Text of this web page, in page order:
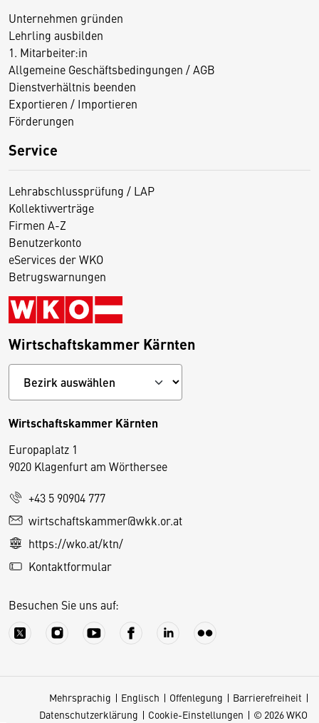
Unternehmen gründen
Lehrling ausbilden
1. Mitarbeiter:in
Allgemeine Geschäftsbedingungen / AGB
Dienstverhältnis beenden
Exportieren / Importieren
Förderungen
Service
Lehrabschlussprüfung / LAP
Kollektivverträge
Firmen A-Z
Benutzerkonto
eServices der WKO
Betrugswarnungen
Wirtschaftskammer Kärnten
Wirtschaftskammer Kärnten
Europaplatz 1
9020 Klagenfurt am Wörthersee
+43 5 90904 777
wirtschaftskammer@wkk.or.at
https://wko.at/ktn/
Kontaktformular
Besuchen Sie uns auf:
Mehrsprachig Englisch Offenlegung
Barrierefreiheit
Datenschutzerklärung
Cookie-Einstellungen © 2026 WKO
D
e
s
S
e